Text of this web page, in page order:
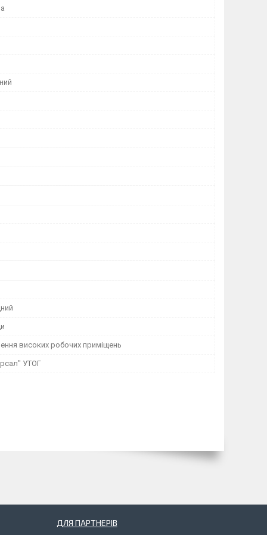
високих робочих приміщень
УТОГ
ДЛЯ ПАРТНЕРІВ